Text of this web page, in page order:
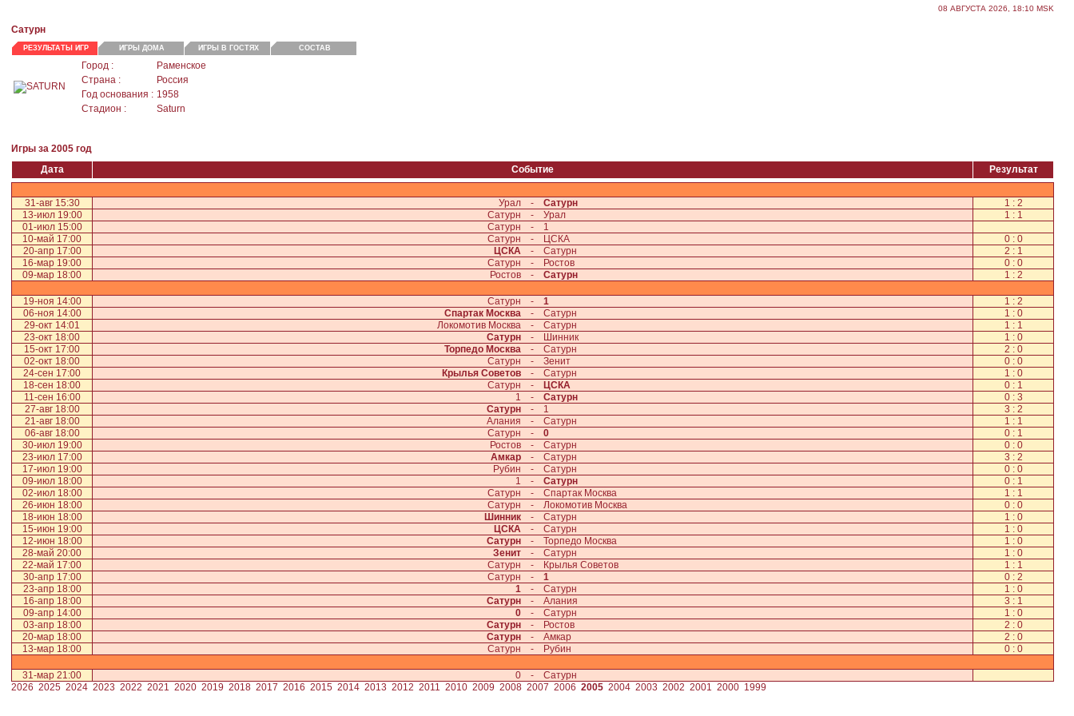
08 АВГУСТА 2026, 18:10 MSK
Сатурн
РЕЗУЛЬТАТЫ ИГР ИГРЫ ДОМА ИГРЫ В ГОСТЯХ СОСТАВ
Город :
Раменское
Страна :
Россия
Год основания : 1958
Стадион :
Saturn
Игры за 2005 год
Дата
Событие Результат
31-авг 15:30 Урал - Сатурн
1 : 2
13-июл 19:00
Сатурн - Урал
1 : 1
01-июл 15:00
Сатурн -
1
10-май 17:00
Сатурн - ЦСКА
0 : 0
20-апр 17:00
ЦСКА - Сатурн
2 : 1
16-мар 19:00
Сатурн - Ростов
0 : 0
09-мар 18:00
Ростов - Сатурн 1 : 2
19-ноя 14:00 Сатурн - 1
1 : 2
06-ноя 14:00
Спартак Москва - Сатурн
1 : 0
29-окт 14:01
Локомотив Москва - Сатурн
1 : 1
23-окт 18:00
Сатурн - Шинник
1 : 0
15-окт 17:00
Торпедо Москва - Сатурн
2 : 0
02-окт 18:00
Сатурн - Зенит
0 : 0
24-сен 17:00
Крылья Советов - Сатурн
1 : 0
18-сен 18:00
Сатурн - ЦСКА
0 : 1
11-сен 16:00
1 - Сатурн
0 : 3
27-авг 18:00
Сатурн - 1
3 : 2
21-авг 18:00
Алания - Сатурн
1 : 1
06-авг 18:00
Сатурн - 0
0 : 1
30-июл 19:00
Ростов - Сатурн
0 : 0
23-июл 17:00
Амкар - Сатурн
3 : 2
17-июл 19:00
Рубин - Сатурн
0 : 0
09-июл 18:00
1 - Сатурн
0 : 1
02-июл 18:00
Сатурн - Спартак Москва
1 : 1
26-июн 18:00
Сатурн - Локомотив Москва
0 : 0
18-июн 18:00
Шинник - Сатурн
1 : 0
15-июн 19:00
ЦСКА - Сатурн
1 : 0
12-июн 18:00
Сатурн - Торпедо Москва
1 : 0
28-май 20:00
Зенит - Сатурн
1 : 0
22-май 17:00
Сатурн - Крылья Советов
1 : 1
30-апр 17:00
Сатурн - 1
0 : 2
23-апр 18:00
1 - Сатурн
1 : 0
16-апр 18:00
Сатурн - Алания
3 : 1
09-апр 14:00
0 - Сатурн
1 : 0
03-апр 18:00
Сатурн - Ростов
2 : 0
20-мар 18:00
Сатурн - Амкар
2 : 0
13-мар 18:00
Сатурн - Рубин 0 : 0
31-мар 21:00 0 -
Сатурн
2026 2025 2024 2023 2022 2021 2020 2019 2018 2017 2016 2015 2014 2013 2012 2011 2010 2009 2008 2007 2006 2005 2004 2003 2002 2001 2000 1999